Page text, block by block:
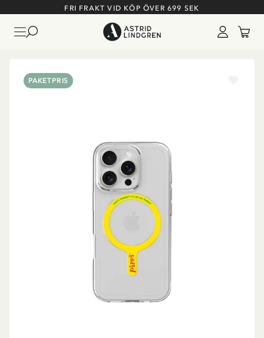
FRI FRAKT VID KÖP ÖVER 699 SEK
PAKETPRIS